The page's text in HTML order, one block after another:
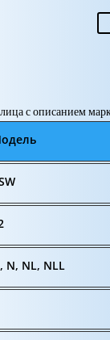
с описанием
N, NL, NLL